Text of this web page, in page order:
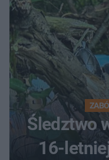
Śledztwo
16-